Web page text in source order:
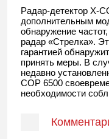
Радар-детектор Х-
дополнительным
обнаружение
радар «Стрелка».
гарантией
принять меры. В
недавно
СОР 6500
необходимости